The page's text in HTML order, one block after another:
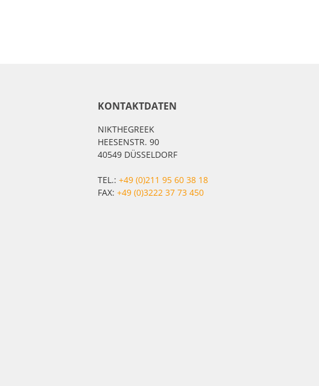
KONTAKTDATEN
NIKTHEGREEK
HEESENSTR. 90
40549 DÜSSELDORF
TEL.: +49 (0)211 95 60 38 18
FAX: +49 (0)3222 37 73 450